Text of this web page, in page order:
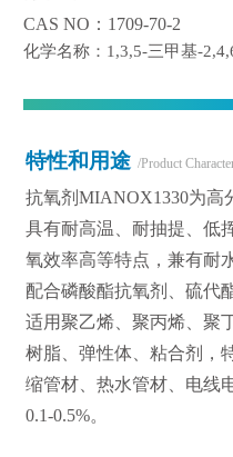
CAS NO：1709-70-2
化学名称：1,3,5-三甲基-
特性和用途 /Product
抗氧剂MIANOX1330为高
具有耐高温、耐抽提、低
氧效率高等特点，兼有耐
配合磷酸酯抗氧剂、硫代
适用聚乙烯、聚丙烯、聚
树脂、弹性体、粘合剂，
缩管材、热水管材、电线
0.1-0.5%。